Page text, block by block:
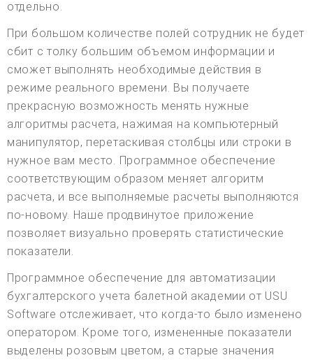
отдельно.
При большом количестве полей сотрудник не будет
сбит с толку большим объемом информации и
сможет выполнять необходимые действия в
режиме реального времени. Вы получаете
прекрасную возможность менять нужные
алгоритмы расчета, нажимая на компьютерный
манипулятор, перетаскивая столбцы или строки в
нужное вам место. Программное обеспечение
соответствующим образом меняет алгоритм
расчета, и все выполняемые расчеты выполняются
по-новому. Наше продвинутое приложение
позволяет визуально проверять статистические
показатели.
Программное обеспечение для автоматизации
бухгалтерского учета балетной академии от USU
Software отслеживает, что когда-то было изменено
оператором. Кроме того, измененные показатели
выделены розовым цветом, а старые значения